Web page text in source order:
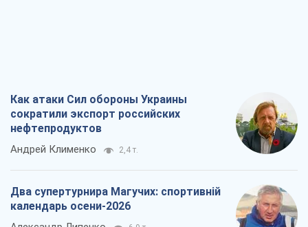
Как атаки Сил обороны Украины
сократили экспорт российских
нефтепродуктов
Андрей Клименко 2,4 т.
Два супертурнира Магучих: спортивній
календарь осени-2026